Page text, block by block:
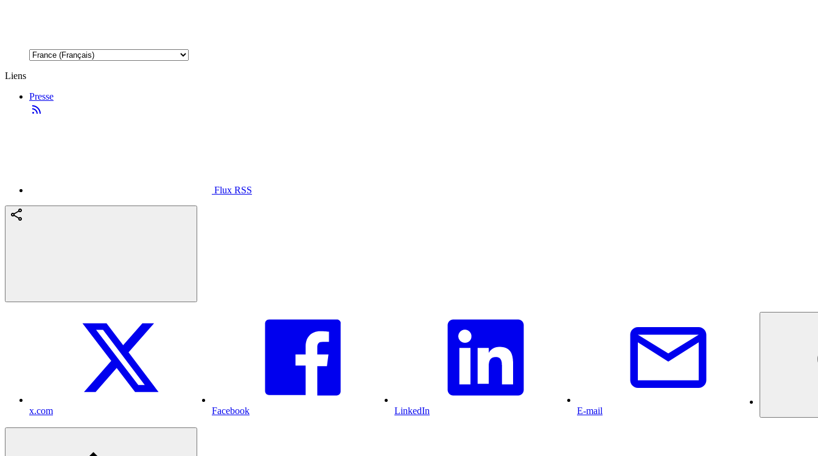
Liens
Presse
Flux RSS
x.com Facebook LinkedIn E-mail